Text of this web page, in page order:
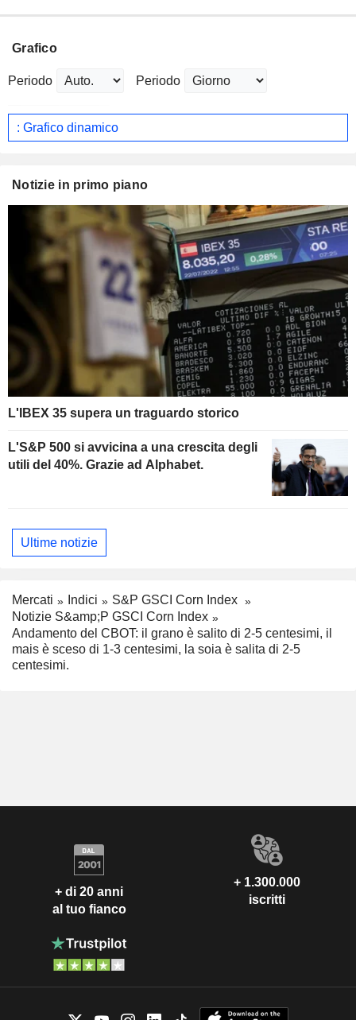
Grafico
Periodo Periodo
: Grafico dinamico
Notizie in primo piano
L'IBEX 35 supera un traguardo storico
L'S&P 500 si avvicina a una crescita degli
utili del 40%. Grazie ad Alphabet.
Ultime notizie
Mercati Indici
S&P GSCI Corn Index
Notizie S&amp;P GSCI Corn Index
Andamento del CBOT: il grano è salito di 2-5 centesimi, il
mais è sceso di 1-3 centesimi, la soia è salita di 2-5
centesimi.
+ di 20 anni
al tuo fianco
+ 1.300.000
iscritti